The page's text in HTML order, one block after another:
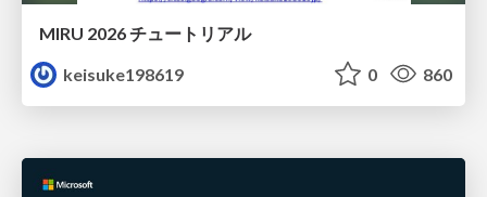
MIRU 2026 チュートリアル
keisuke198619
0 860